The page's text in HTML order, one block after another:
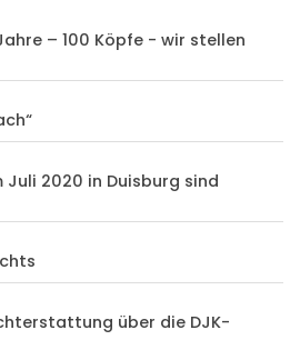
– 100 Köpfe - wir stellen
Juli 2020 in Duisburg sind
über die DJK-